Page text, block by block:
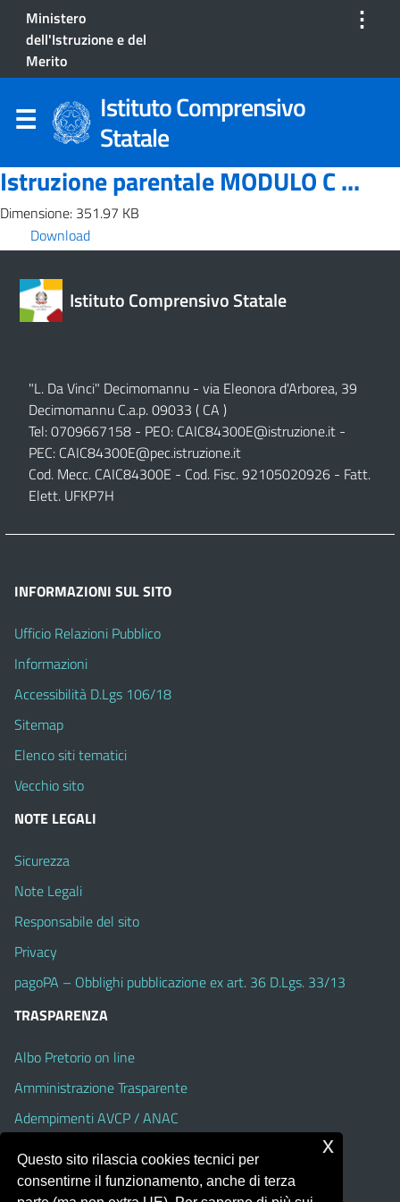
Ministero
dell'Istruzione e del
Merito
⋮
Istituto Comprensivo
Statale
Istruzione parentale MODULO C ...
Dimensione: 351.97 KB
Download
Istituto Comprensivo Statale
"L. Da Vinci" Decimomannu - via Eleonora d'Arborea, 39
Decimomannu C.a.p. 09033 ( CA )
Tel: 0709667158 - PEO: CAIC84300E@istruzione.it -
PEC: CAIC84300E@pec.istruzione.it
Cod. Mecc. CAIC84300E - Cod. Fisc. 92105020926 - Fatt.
Elett. UFKP7H
INFORMAZIONI SUL SITO
Ufficio Relazioni Pubblico
Informazioni
Accessibilità D.Lgs 106/18
Sitemap
Elenco siti tematici
Vecchio sito
NOTE LEGALI
Sicurezza
Note Legali
Responsabile del sito
Privacy
pagoPA – Obblighi pubblicazione ex art. 36 D.Lgs. 33/13
TRASPARENZA
Albo Pretorio on line
Amministrazione Trasparente
Adempimenti AVCP / ANAC
Dichiarazione di accessibilità
Questo sito rilascia cookies tecnici per
consentirne il funzionamento, anche di terza
x